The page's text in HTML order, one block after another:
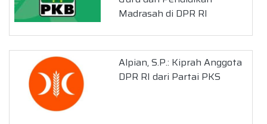
Madrasah di DPR RI
Alpian, S.P.: Kiprah Anggota
DPR RI dari Partai PKS